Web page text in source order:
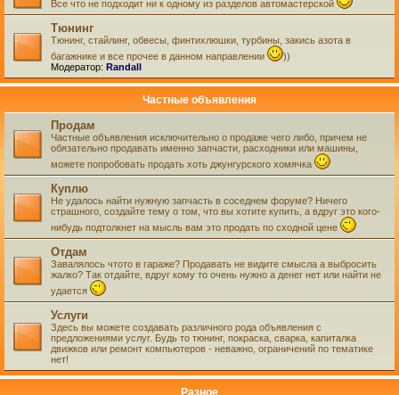
Все что не подходит ни к одному из разделов автомастерской
Тюнинг
Тюнинг, стайлинг, обвесы, финтихлюшки, турбины, закись азота в
багажнике и все прочее в данном направлении
))
Модератор: Randall
Частные объявления
Продам
Частные объявления исключительно о продаже чего либо, причем не
обязательно продавать именно запчасти, расходники или машины,
можете попробовать продать хоть джунгурского хомячка
Куплю
Не удалось найти нужную запчасть в соседнем форуме? Ничего
страшного, создайте тему о том, что вы хотите купить, а вдруг это кого-
нибудь подтолкнет на мысль вам это продать по сходной цене
Отдам
Завалялось чтото в гараже? Продавать не видите смысла а выбросить
жалко? Так отдайте, вдруг кому то очень нужно а денег нет или найти не
удается
Услуги
Здесь вы можете создавать различного рода объявления с
предложениями услуг. Будь то тюнинг, покраска, сварка, капиталка
движков или ремонт компьютеров - неважно, ограничений по тематике
нет!
Разное